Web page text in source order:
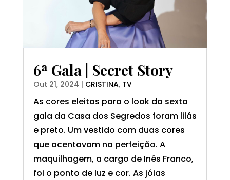
6ª Gala | Secret Story
Out 21, 2024 | CRISTINA, TV
As cores eleitas para o look da sexta
gala da Casa dos Segredos foram lilás
e preto. Um vestido com duas cores
que acentavam na perfeição. A
maquilhagem, a cargo de Inês Franco,
foi o ponto de luz e cor. As jóias